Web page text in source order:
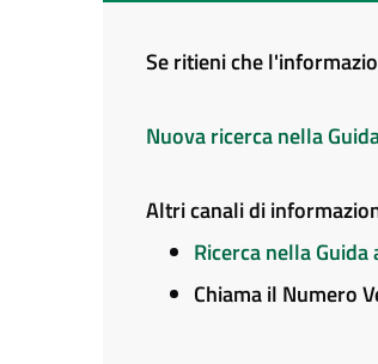
Se ritieni che
Nuova ricerca nella
Altri canali di
Ricerca nella
Chiama il Numero